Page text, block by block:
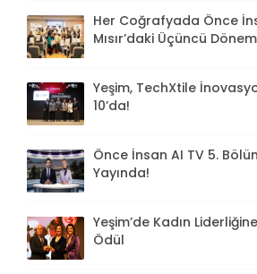
Her Coğrafyada Önce
Mısır’daki Üçüncü
Yeşim, TechXtile
10’da!
Önce İnsan AI TV 5.
Yayında!
Yeşim’de Kadın Liderliğine
Ödül